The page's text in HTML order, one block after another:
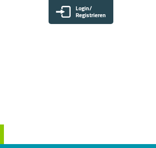
Login/
Registrieren